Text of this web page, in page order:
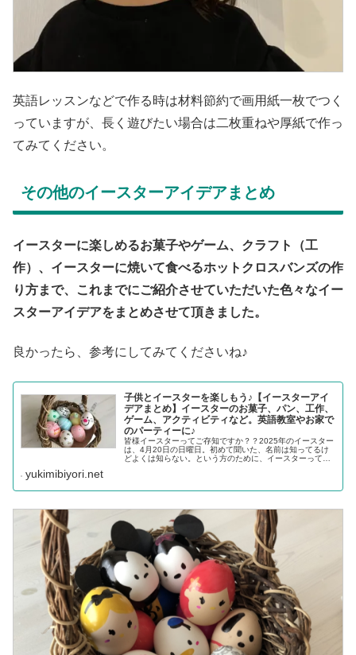
英語レッスンなどで作る時は材料節約で画用紙一枚でつく
っていますが、長く遊びたい場合は二枚重ねや厚紙で作っ
てみてください。
その他のイースターアイデアまとめ
イースターに楽しめるお菓子やゲーム、クラフト（工
作）、イースターに焼いて食べるホットクロスバンズの作
り方まで、これまでにご紹介させていただいた色々なイー
スターアイデアをまとめさせて頂きました。
良かったら、参考にしてみてくださいね♪
子供とイースターを楽しもう♪【イースターアイ
デアまとめ】イースターのお菓子、パン、工作、
ゲーム、アクティビティなど。英語教室やお家で
のパーティーに♪
皆様イースターってご存知ですか？？2025年のイースター
は、4月20日の日曜日。初めて聞いた、名前は知ってるけ
どよくは知らない。という方のために、イースターって
yukimibiyori.net